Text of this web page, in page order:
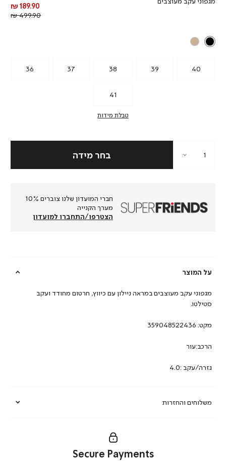
מחיר
מוצר
189.90 ₪
499.90 ₪
36 37 38 39 40
41
טבלת מידות
חברי המועדון שלנו צוברים 10%
מערך הקנייה
הצטרפו/התחברו למועדון
על המוצר
משלוחים והחזרות
מגפוני עקב מעוצבים במראה ניילון עם כיווץ, חרטום מחודד ועקב
סטילטו.
מקט: 359048522436
הרכב:עור
גזרה/עקב :4.0
Secure Payments